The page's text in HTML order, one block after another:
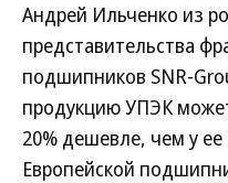
Андрей Ильченко из
представительства
подшипников SNR-
продукцию УПЭК
20% дешевле, чем у ее
Европейской